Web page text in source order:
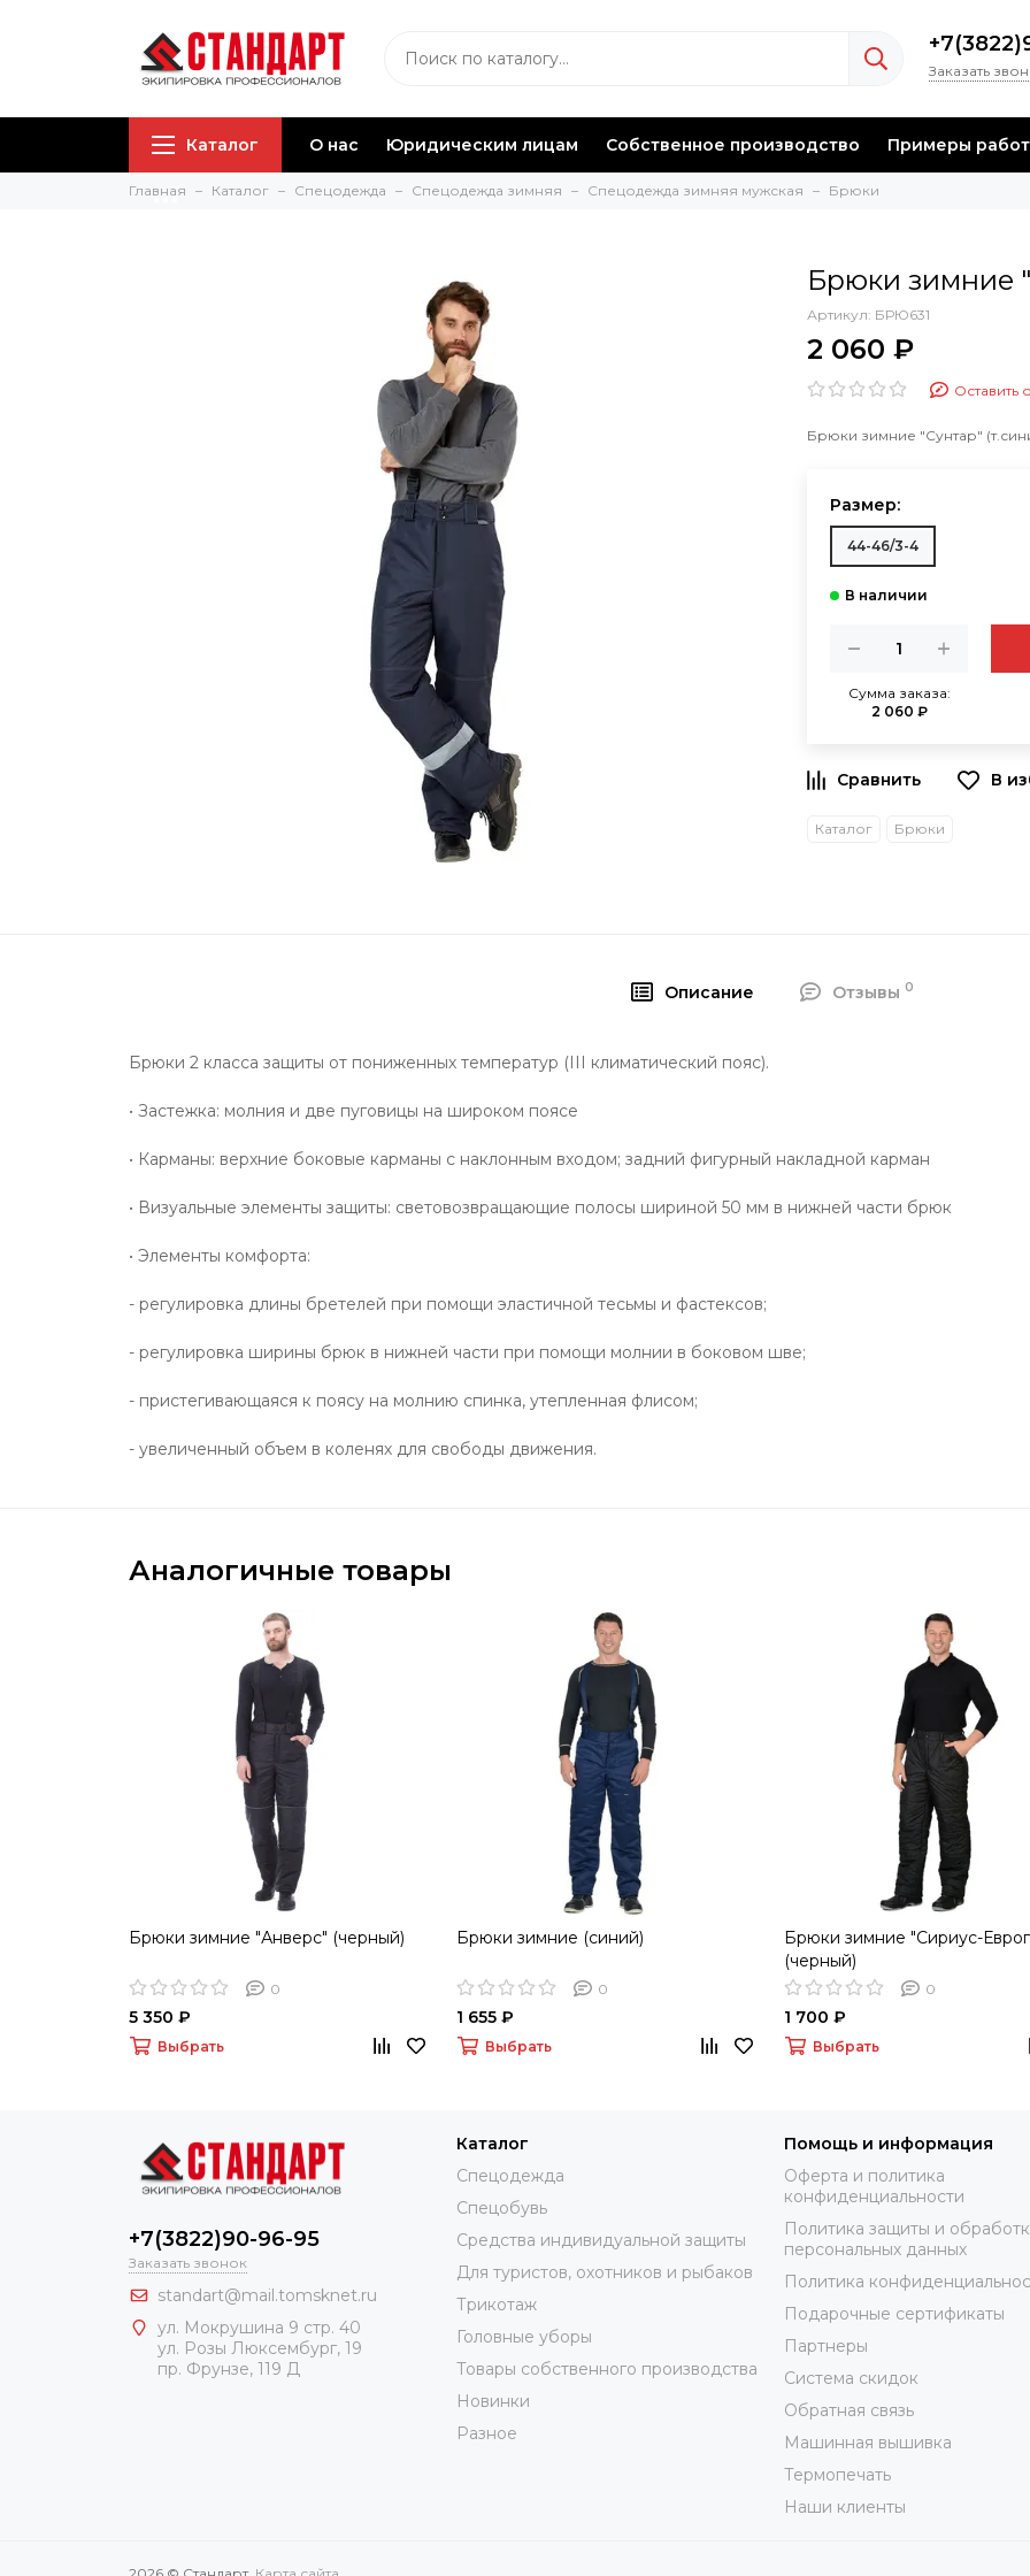
Заказать
Каталог О нас Юридическим лицам Собственное производство Примеры работ
Главная Каталог Спецодежда Спецодежда зимняя Спецодежда зимняя мужская Брюки
Брюки зимние
Артикул: БРЮ631
2 060 ₽
Оставить
Брюки зимние "Сунтар"
Размер:
44-46/3-4
Сумма заказа:
2 060 ₽
В
Каталог Брюки
Описание Отзывы 0
Брюки 2 класса защиты от пониженных температур (III климатический пояс).
• Застежка: молния и две пуговицы на широком поясе
• Карманы: верхние боковые карманы с наклонным входом; задний фигурный накладной карман
• Визуальные элементы защиты: световозвращающие полосы шириной 50 мм в нижней части брюк
• Элементы комфорта:
- регулировка длины бретелей при помощи эластичной тесьмы и фастексов;
- регулировка ширины брюк в нижней части при помощи молнии в боковом шве;
- пристегивающаяся к поясу на молнию спинка, утепленная флисом;
- увеличенный объем в коленях для свободы движения.
Аналогичные товары
Брюки зимние "Анверс" (черный)
0
5 350 ₽
Выбрать
Брюки зимние (синий)
0
1 655 ₽
Выбрать
Брюки зимние "Сириус-
(черный)
0
1 700 ₽
Выбрать
+7(3822)90-96-95
Заказать звонок
standart@mail.tomsknet.ru
ул. Мокрушина 9 стр. 40
ул. Розы Люксембург, 19
пр. Фрунзе, 119 Д
Каталог
Спецодежда
Спецобувь
Средства индивидуальной защиты
Для туристов, охотников и рыбаков
Трикотаж
Головные уборы
Товары собственного производства
Новинки
Разное
Помощь и информация
Оферта и политика
конфиденциальности
Политика защиты и
персональных данных
Политика
Подарочные сертификаты
Партнеры
Система скидок
Обратная связь
Машинная вышивка
Термопечать
Наши клиенты
2026 © Стандарт. Карта сайта